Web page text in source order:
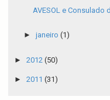
AVESOL e Consulado
► janeiro (1)
► 2012 (50)
► 2011 (31)